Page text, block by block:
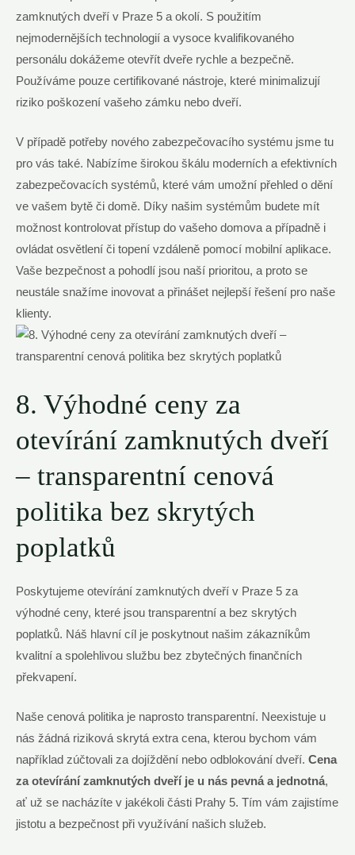
zamknutých dveří v Praze 5 a okolí. S použitím
nejmodernějších technologií a vysoce kvalifikovaného
personálu dokážeme otevřít dveře rychle a bezpečně.
Používáme pouze certifikované nástroje, které minimalizují
riziko poškození vašeho zámku nebo dveří.
V případě potřeby nového zabezpečovacího systému jsme tu
pro vás také. Nabízíme širokou škálu moderních a efektivních
zabezpečovacích systémů, které vám umožní přehled o dění
ve vašem bytě či domě. Díky našim systémům budete mít
možnost kontrolovat přístup do vašeho domova a případně i
ovládat osvětlení či topení vzdáleně pomocí mobilní aplikace.
Vaše bezpečnost a pohodlí jsou naší prioritou, a proto se
neustále snažíme inovovat a přinášet nejlepší řešení pro naše
klienty.
8. Výhodné ceny za
otevírání zamknutých dveří
– transparentní cenová
politika bez skrytých
poplatků
Poskytujeme otevírání zamknutých dveří v Praze 5 za
výhodné ceny, které jsou transparentní a bez skrytých
poplatků. Náš hlavní cíl je poskytnout našim zákazníkům
kvalitní a spolehlivou službu bez zbytečných finančních
překvapení.
Naše cenová politika je naprosto transparentní. Neexistuje u
nás žádná riziková skrytá extra cena, kterou bychom vám
například zúčtovali za dojíždění nebo odblokování dveří. Cena
za otevírání zamknutých dveří je u nás pevná a jednotná,
ať už se nacházíte v jakékoli části Prahy 5. Tím vám zajistíme
jistotu a bezpečnost při využívání našich služeb.